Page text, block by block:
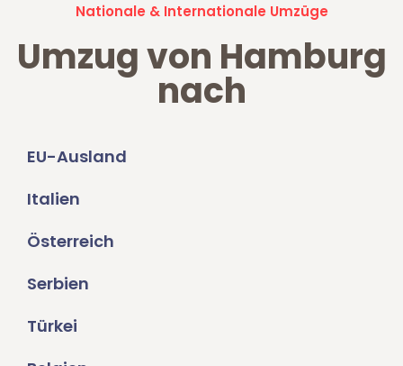
Nationale & Internationale Umzüge
Umzug von Hamburg
nach
EU-Ausland
Italien
Österreich
Serbien
Türkei